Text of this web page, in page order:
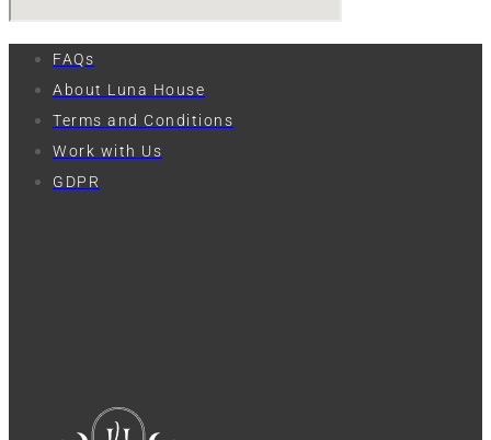
FAQs
About Luna House
Terms and Conditions
Work with Us
GDPR